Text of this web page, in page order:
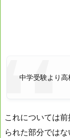
中学受験より高
これについては
られた部分では